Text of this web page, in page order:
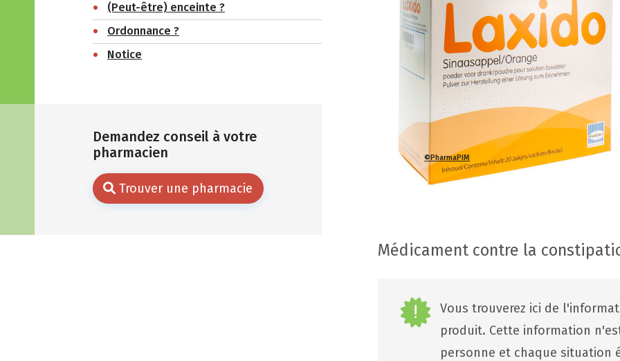
Demandez conseil à votre
pharmacien
Trouver une pharmacie
(Peut-être) enceinte ?
Ordonnance ?
Notice
©PharmaPIM
Médicament contre la
Vous trouverez ici de
produit. Cette information
personne et chaque situation